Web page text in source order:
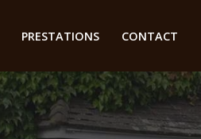
PRESTATIONS CONTACT